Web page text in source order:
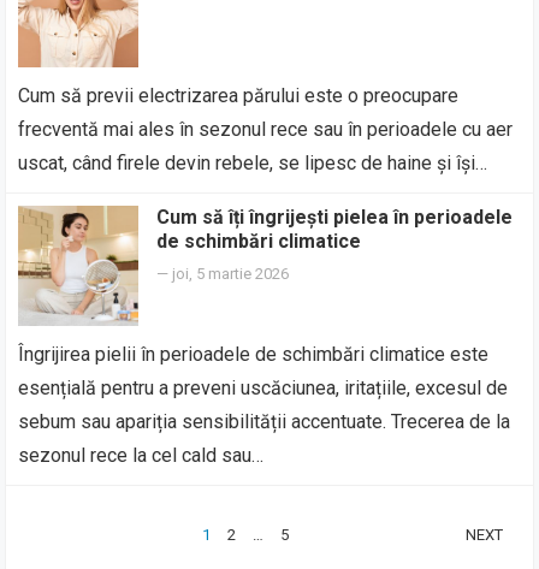
Cum să previi electrizarea părului este o preocupare
frecventă mai ales în sezonul rece sau în perioadele cu aer
uscat, când firele devin rebele, se lipesc de haine și își…
Cum să îți îngrijești pielea în perioadele
de schimbări climatice
— joi, 5 martie 2026
Îngrijirea pielii în perioadele de schimbări climatice este
esențială pentru a preveni uscăciunea, iritațiile, excesul de
sebum sau apariția sensibilității accentuate. Trecerea de la
sezonul rece la cel cald sau…
1 2 … 5 NEXT